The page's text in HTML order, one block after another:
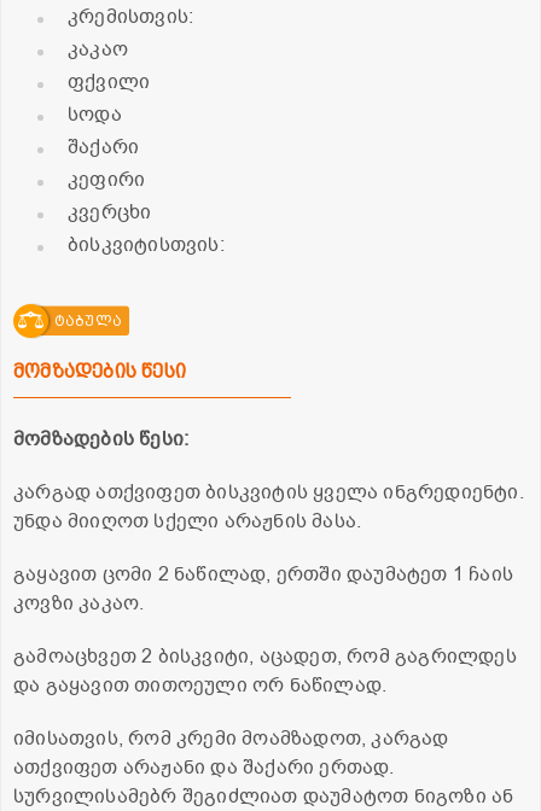
კრემისთვის:
კაკაო
ფქვილი
სოდა
შაქარი
კეფირი
კვერცხი
ბისკვიტისთვის:
ტაბულა
მომზადების წესი
მომზადების წესი:
კარგად ათქვიფეთ ბისკვიტის ყველა ინგრედიენტი.
უნდა მიიღოთ სქელი არაჟნის მასა.
გაყავით ცომი 2 ნაწილად, ერთში დაუმატეთ 1 ჩაის
კოვზი კაკაო.
გამოაცხვეთ 2 ბისკვიტი, აცადეთ, რომ გაგრილდეს
და გაყავით თითოეული ორ ნაწილად.
იმისათვის, რომ კრემი მოამზადოთ, კარგად
ათქვიფეთ არაჟანი და შაქარი ერთად.
სურვილისამებრ შეგიძლიათ დაუმატოთ ნიგოზი ან